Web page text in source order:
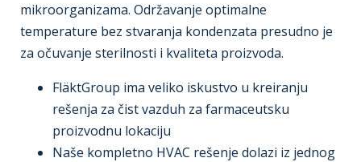
mikroorganizama. Održavanje optimalne
temperature bez stvaranja kondenzata presudno je
za očuvanje sterilnosti i kvaliteta proizvoda.
FläktGroup ima veliko iskustvo u kreiranju
rešenja za čist vazduh za farmaceutsku
proizvodnu lokaciju
Naše kompletno HVAC rešenje dolazi iz jednog